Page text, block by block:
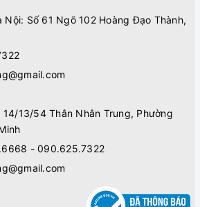
Nội: Số 61 Ngõ 102 Hoàng Đạo Thành,
13/54 Thân Nhân Trung, Phường
- 090.625.7322